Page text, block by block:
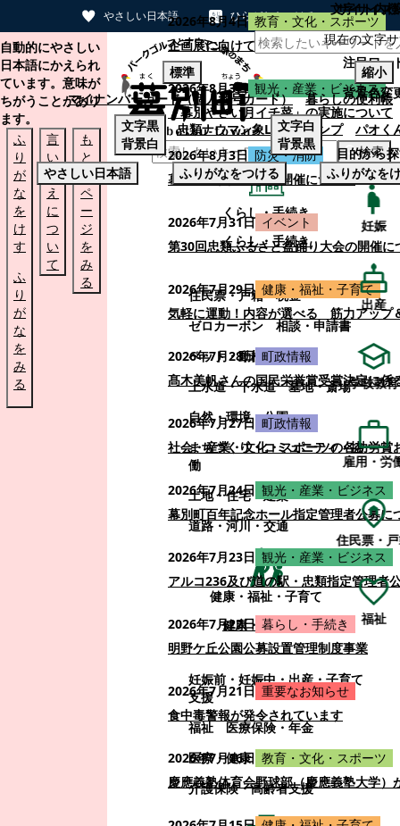
やさしい日本語 ひらがなをつける
本文へスキップする
自動的にやさしい
日本語にかえられ
ています。意味が
ちがうことがあり
ます。
ふ
り
が
な
を
け
す
ふ
り
が
な
を
み
る
言
い
替
え
に
つ
い
て
も
と
の
ペ
ー
ジ
を
み
る
検索
くらし・手続き
くらし・手続き
住民票・戸籍
税金
ゼロカーボン
相談・申請書
ペット・動植物
ごみ
上水道・下水道
墓地・斎場
自然・環境・公園
まちづくり・コミュニティ・協
働
土地・住宅・建築
道路・河川・交通
健康・福祉・子育て
健康・福祉・子育て
妊娠前・妊娠中・出産・子育て
支援
福祉
医療保険・年金
医療・健康
介護保険・高齢者支援
2026年8月4日 教育・文化・スポーツ
企画展に向けて：安東ウメ子さんとの思
2026年8月3日 観光・産業・ビジネス
「幕別やさい月イチ菜」の実施について
2026年8月3日 防災・消防
幕別町防災フェアの開催について
2026年7月31日 イベント
第30回忠類ふるさと盆踊り大会の開催に
2026年7月29日 健康・福祉・子育て
気軽に運動！内容が選べる 筋力アップ
2026年7月28日 町政情報
髙木美帆さんの国民栄誉賞受賞決定に係
2026年7月27日 町政情報
社会・産業・文化・スポーツの各功労
2026年7月24日 観光・産業・ビジネス
幕別町百年記念ホール指定管理者公募に
2026年7月23日 観光・産業・ビジネス
アルコ236及び道の駅・忠類指定管理者
2026年7月22日 暮らし・手続き
明野ケ丘公園公募設置管理制度事業
2026年7月21日 重要なお知らせ
食中毒警報が発令されています
2026年7月16日 教育・文化・スポーツ
慶應義塾体育会野球部（慶應義塾大学）
サイト内
注目ワー
マイナンバーカード（個人番号カード）
暮らしの便利帳
忠類ナウマン象LINEスタンプ
パオく
目的から
妊娠
出産
学校教育
雇用・労
住民票・
福祉
文字サイズ
現在の文字
標準
縮小
背景色変
文字黒
背景白
文字白
背景黒
やさしい日本語
ふりがなをつける ふりがなを